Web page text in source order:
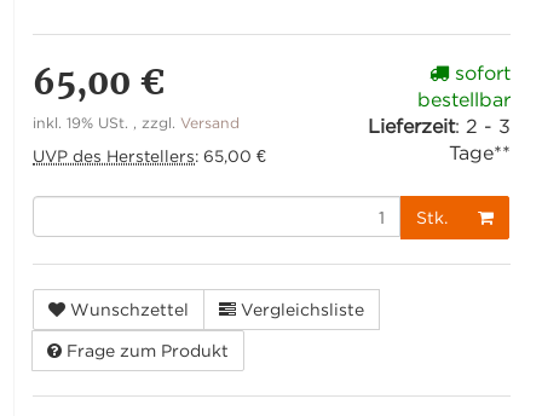
65,00 €
inkl. 19% USt. , zzgl.Versand
UVP des Herstellers:65,00 €
sofort
bestellbar
Lieferzeit: 2 - 3
Tage**
Stk.
Wunschzettel Vergleichsliste
Frage zum Produkt